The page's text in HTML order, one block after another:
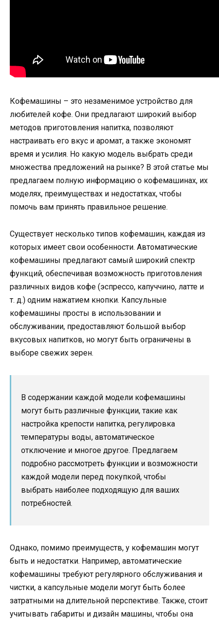
Кофемашины – это незаменимое устройство для
любителей кофе. Они предлагают широкий выбор
методов приготовления напитка, позволяют
настраивать его вкус и аромат, а также экономят
время и усилия. Но какую модель выбрать среди
множества предложений на рынке? В этой статье мы
предлагаем полную информацию о кофемашинах, их
моделях, преимуществах и недостатках, чтобы
помочь вам принять правильное решение.
Существует несколько типов кофемашин, каждая из
которых имеет свои особенности. Автоматические
кофемашины предлагают самый широкий спектр
функций, обеспечивая возможность приготовления
различных видов кофе (эспрессо, капуччино, латте и
т. д.) одним нажатием кнопки. Капсульные
кофемашины просты в использовании и
обслуживании, предоставляют большой выбор
вкусовых напитков, но могут быть ограничены в
выборе свежих зерен.
В содержании каждой модели кофемашины
могут быть различные функции, такие как
настройка крепости напитка, регулировка
температуры воды, автоматическое
отключение и многое другое. Предлагаем
подробно рассмотреть функции и возможности
каждой модели перед покупкой, чтобы
выбрать наиболее подходящую для ваших
потребностей.
Однако, помимо преимуществ, у кофемашин могут
быть и недостатки. Например, автоматические
кофемашины требуют регулярного обслуживания и
чистки, а капсульные модели могут быть более
затратными на длительной перспективе. Также, стоит
учитывать габариты и дизайн машины, чтобы она